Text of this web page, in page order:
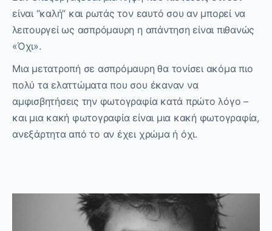
είναι “καλή” και ρωτάς τον εαυτό σου αν μπορεί να
λειτουργεί ως ασπρόμαυρη η απάντηση είναι πιθανώς
«Όχι».
Μια μετατροπή σε ασπρόμαυρη θα τονίσει ακόμα πιο
πολύ τα ελαττώματα που σου έκαναν να
αμφισβητήσεις την φωτογραφία κατά πρώτο λόγο –
και μια κακή φωτογραφία είναι μια κακή φωτογραφία,
ανεξάρτητα από το αν έχει χρώμα ή όχι.